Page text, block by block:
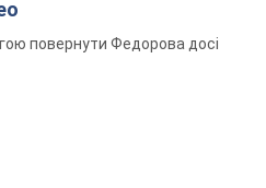
повернути Федорова досі